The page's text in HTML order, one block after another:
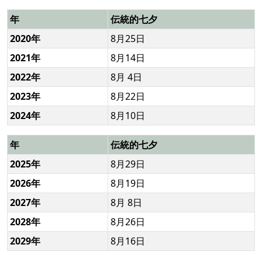
年
伝統的七夕
2020年
8月25日
2021年
8月14日
2022年
8月 4日
2023年
8月22日
2024年
8月10日
年
伝統的七夕
2025年
8月29日
2026年
8月19日
2027年
8月 8日
2028年
8月26日
2029年
8月16日